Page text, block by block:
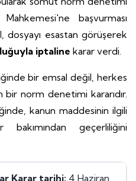
başvurması
dosyayı esastan görüşerek
iptaline karar verdi.
bir emsal değil, herkes
bir norm denetimi kararıdır.
kanun maddesinin ilgili
geçerliliğini
Karar tarihi: 4 Haziran